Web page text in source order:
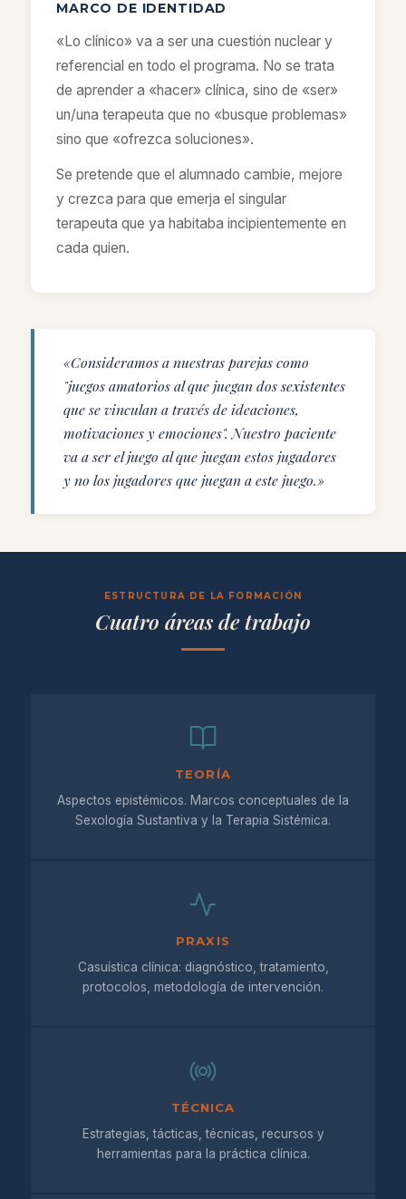
MARCO DE IDENTIDAD
«Lo clínico» va a ser una cuestión nuclear y
referencial en todo el programa. No se trata
de aprender a «hacer» clínica, sino de «ser»
un/una terapeuta que no «busque problemas»
sino que «ofrezca soluciones».
Se pretende que el alumnado cambie, mejore
y crezca para que emerja el singular
terapeuta que ya habitaba incipientemente en
cada quien.
«Consideramos a nuestras parejas como
"juegos amatorios al que juegan dos sexistentes
que se vinculan a través de ideaciones,
motivaciones y emociones". Nuestro paciente
va a ser el juego al que juegan estos jugadores
y no los jugadores que juegan a este juego.»
ESTRUCTURA DE LA FORMACIÓN
Cuatro áreas de trabajo
TEORÍA
Aspectos epistémicos. Marcos conceptuales de la
Sexología Sustantiva y la Terapia Sistémica.
PRAXIS
Casuística clínica: diagnóstico, tratamiento,
protocolos, metodología de intervención.
TÉCNICA
Estrategias, tácticas, técnicas, recursos y
herramientas para la práctica clínica.